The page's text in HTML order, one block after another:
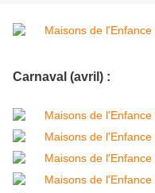
Carnaval (avril) :